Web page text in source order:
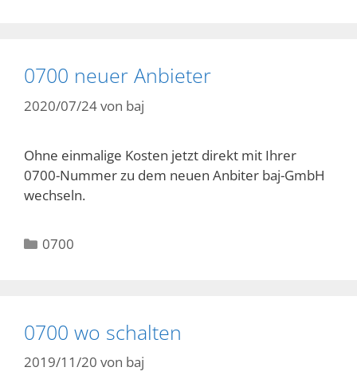
0700 neuer Anbieter
2020/07/24von baj
Ohne einmalige Kosten jetzt direkt mit Ihrer
0700-Nummer zu dem neuen Anbiter baj-GmbH
wechseln.
Kategorien
0700
0700 wo schalten
2019/11/20 von baj